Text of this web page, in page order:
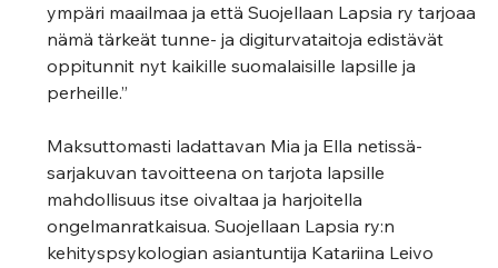
ympäri maailmaa ja että Suojellaan Lapsia ry tarjoaa
nämä tärkeät tunne- ja digiturvataitoja edistävät
oppitunnit nyt kaikille suomalaisille lapsille ja
perheille.”
Maksuttomasti ladattavan Mia ja Ella netissä-
sarjakuvan tavoitteena on tarjota lapsille
mahdollisuus itse oivaltaa ja harjoitella
ongelmanratkaisua. Suojellaan Lapsia ry:n
kehityspsykologian asiantuntija Katariina Leivo